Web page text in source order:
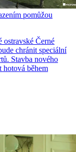
pomůžou
Černé
chránit speciální
Stavba nového
hotová během